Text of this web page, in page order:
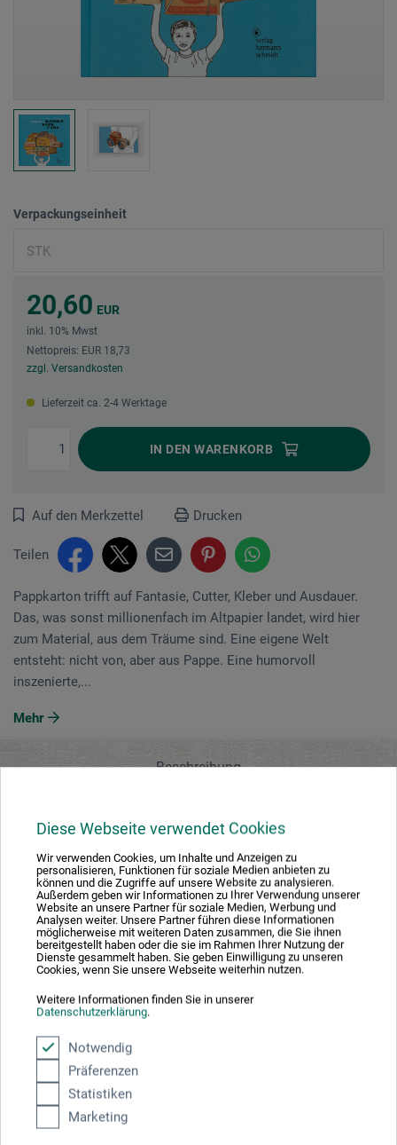
Diese Webseite verwendet Cookies
Wir verwenden Cookies, um Inhalte und Anzeigen zu
personalisieren, Funktionen für soziale Medien anbieten zu
können und die Zugriffe auf unsere Website zu analysieren.
Außerdem geben wir Informationen zu Ihrer Verwendung unserer
Website an unsere Partner für soziale Medien, Werbung und
Analysen weiter. Unsere Partner führen diese Informationen
möglicherweise mit weiteren Daten zusammen, die Sie ihnen
bereitgestellt haben oder die sie im Rahmen Ihrer Nutzung der
Dienste gesammelt haben. Sie geben Einwilligung zu unseren
Cookies, wenn Sie unsere Webseite weiterhin nutzen.
Weitere Informationen finden Sie in unserer
Datenschutzerklärung.
Notwendig
Präferenzen
Statistiken
Marketing
Verpackungseinheit
20,60 EUR
inkl. 10% Mwst
Nettopreis: EUR 18,73
zzgl. Versandkosten
Lieferzeit ca. 2-4 Werktage
IN DEN WARENKORB
Auf den Merkzettel Drucken
Teilen
Pappkarton trifft auf Fantasie, Cutter, Kleber und Ausdauer.
Das, was sonst millionenfach im Altpapier landet, wird hier
zum Material, aus dem Träume sind. Eine eigene Welt
entsteht: nicht von, aber aus Pappe. Eine humorvoll
inszenierte,...
Mehr
Beschreibung
Hersteller-Kontakt
Beschreibung
Pappkarton trifft auf Fantasie, Cutter, Kleber und
Ausdauer. Das, was sonst millionenfach im Altpapier
landet, wird hier zum Material, aus dem Träume sind. Eine
eigene Welt entsteht: nicht von, aber aus Pappe. Eine
humorvoll inszenierte, inspirierende Liebeserklärung an
ein Allerweltsmaterial.